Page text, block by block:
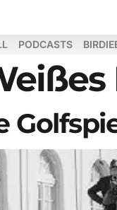
PODCASTS